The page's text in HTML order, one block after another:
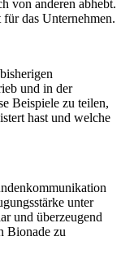
von anderen abhebt.
das Unternehmen.
und in der
Beispiele zu teilen,
hast und welche
unter
und überzeugend
Bionade zu